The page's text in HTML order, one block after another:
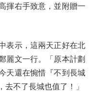
揮右手致意，並附贈一
示，這兩天正好在北
麗文一行。「原本計劃
天還在惋惜『不到長城
不了長城也值了！」